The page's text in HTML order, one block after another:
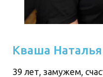
Кваша
39 лет, замужем,